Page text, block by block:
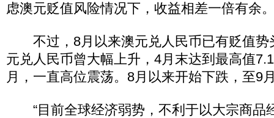
虑澳元贬值风险情况下，收益相差一倍有余
不过，8月以来澳元兑人民币已有贬值势
元兑人民币曾大幅上升，4月末达到最高值
月，一直高位震荡。8月以来开始下跌，至9
“目前全球经济弱势，不利于以大宗商品